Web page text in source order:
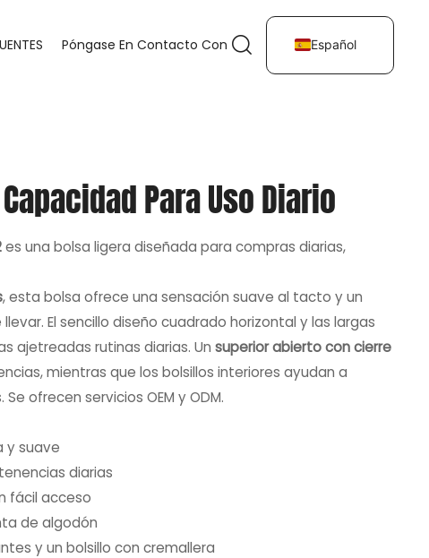
Póngase En Contacto Con Español
Para Uso Diario
es una bolsa ligera diseñada para compras diarias,
, esta bolsa ofrece una sensación suave al tacto y un
El sencillo diseño cuadrado horizontal y las largas
ajetreadas rutinas diarias. Unsuperior abierto con cierre
mientras que los bolsillos interiores ayudan a
ofrecen servicios OEM y ODM.
y suave
diarias
fácil acceso
de algodón
y un bolsillo con cremallera